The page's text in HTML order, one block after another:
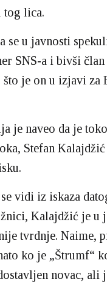
tog lica.
se u javnosti
SNS-a i bivši član
što je on u izjavi za
je naveo da je
Stefan
vidi iz iskaza
Kalajdžić je u
tvrdnje. Naime,
ko je „Štrumf“
novac, ali